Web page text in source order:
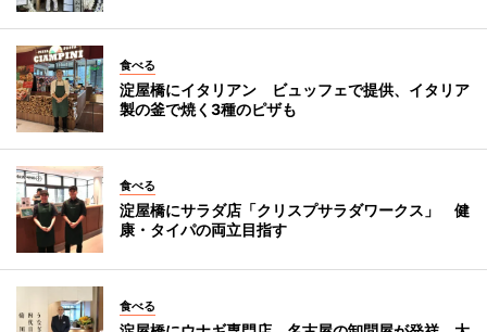
食べる
淀屋橋にイタリアン ビュッフェで提供、イタリア
製の釜で焼く3種のピザも
食べる
淀屋橋にサラダ店「クリスプサラダワークス」 健
康・タイパの両立目指す
食べる